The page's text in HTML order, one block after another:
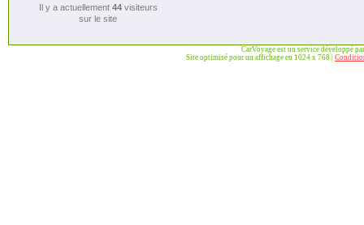
Il y a actuellement 44visiteurs
sur le site
CarVoyage est un service développé
Site optimisé pour un affichage en 1024 x 768 |